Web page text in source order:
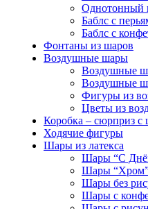
Однотонный
Баблс с
Баблс с
Фонтаны из шаров
Воздушные шары
Воздушные
Воздушные
Фигуры из
Цветы из
Коробка – сюрприз с
Ходячие фигуры
Шары из латекса
Шары “С
Шары
Шары без
Шары с